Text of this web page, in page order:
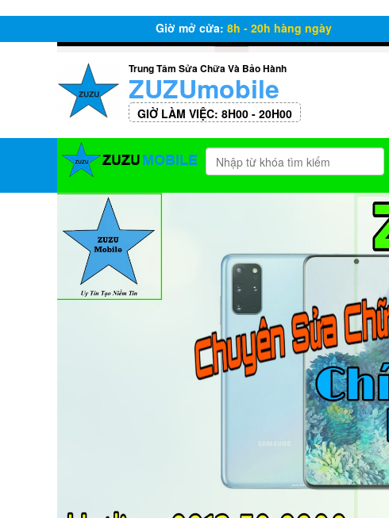
Giờ mở cửa: 8h - 20h hàng ngày
Trung Tâm Sửa Chữa Và Bảo Hành
ZUZUmobile
GIỜ LÀM VIỆC: 8H00 - 20H00